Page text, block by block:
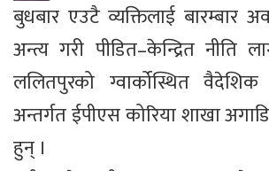
बुधबार एउटै व्यक्तिलाई बारम्बार
अन्त्य गरी पीडित–केन्द्रित नीति
ललितपुरको ग्वार्कोस्थित वैदेशिक
अन्तर्गत ईपीएस कोरिया शाखा
हुन् ।